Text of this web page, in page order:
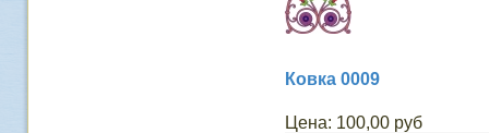
Ковка 0009
Цена: 100,00 руб